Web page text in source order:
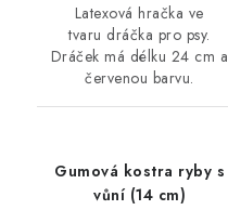
Latexová hračka ve
tvaru dráčka pro psy.
Dráček má délku 24 cm a
červenou barvu.
Gumová kostra ryby s
vůní (14 cm)